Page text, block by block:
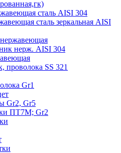
сталь AISI 304
сталь зеркальная AISI
нерж. AISI 304
проволока SS 321
Gr1
Gr2, Gr5
ПТ7М; Gr2